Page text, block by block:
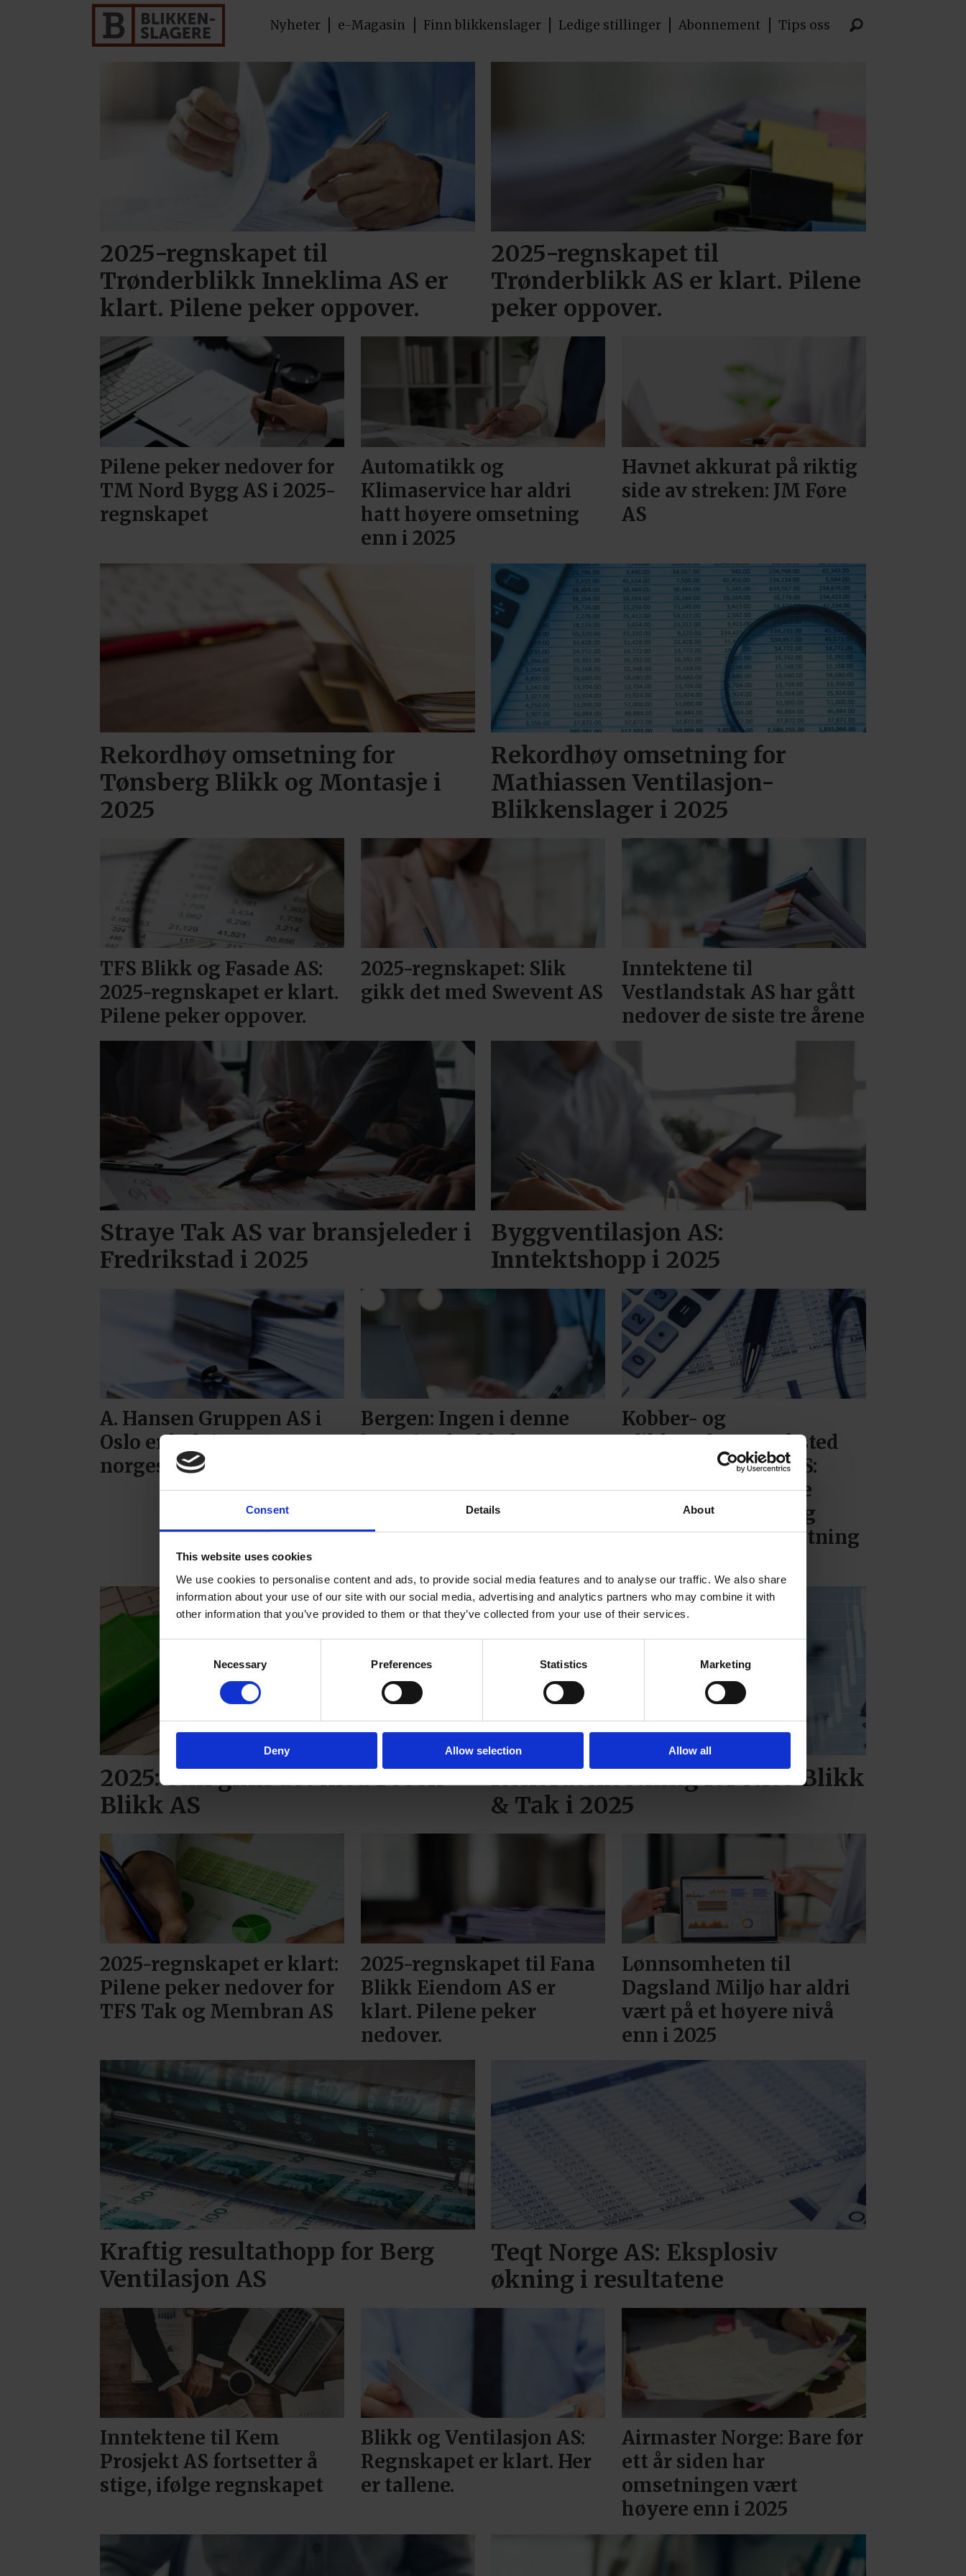
Consent Details About
This website uses cookies
We use cookies to personalise content and ads, to provide social media features and to analyse our traffic. We also share
information about your use of our site with our social media, advertising and analytics partners who may combine it with
other information that you’ve provided to them or that they’ve collected from your use of their services.
Necessary Preferences Statistics Marketing
Deny Allow selection Allow all
Nyheter e-Magasin Finn blikkenslager Ledige stillinger Abonnement Tips oss
2025-regnskapet til
Trønderblikk Inneklima AS er
klart. Pilene peker oppover.
2025-regnskapet til
Trønderblikk AS er klart. Pilene
peker oppover.
Pilene peker nedover for
TM Nord Bygg AS i 2025-
regnskapet
Automatikk og
Klimaservice har aldri
hatt høyere omsetning
enn i 2025
Havnet akkurat på riktig
side av streken: JM Føre
AS
Rekordhøy omsetning for
Tønsberg Blikk og Montasje i
2025
Rekordhøy omsetning for
Mathiassen Ventilasjon-
Blikkenslager i 2025
TFS Blikk og Fasade AS:
2025-regnskapet er klart.
Pilene peker oppover.
2025-regnskapet: Slik
gikk det med Swevent AS
Inntektene til
Vestlandstak AS har gått
nedover de siste tre årene
Straye Tak AS var bransjeleder i
Fredrikstad i 2025
Byggventilasjon AS:
Inntektshopp i 2025
A. Hansen Gruppen AS i
Oslo er helt i
norgestoppen
Bergen: Ingen i denne
bransjen hadde høyere
Blikk AS i fjor
Kobber- og
Blikkenslagerverksted
Torbjørn Lemtun AS:
Ingen andre i denne
bransjen i Sarpsborg
hadde høyere omsetning
2025: Slik gikk det med Fosen
Blikk AS
Rekordomsetning for Nico Blikk
& Tak i 2025
2025-regnskapet er klart:
Pilene peker nedover for
TFS Tak og Membran AS
2025-regnskapet til Fana
Blikk Eiendom AS er
klart. Pilene peker
nedover.
Lønnsomheten til
Dagsland Miljø har aldri
vært på et høyere nivå
enn i 2025
Kraftig resultathopp for Berg
Ventilasjon AS
Teqt Norge AS: Eksplosiv
økning i resultatene
Inntektene til Kem
Prosjekt AS fortsetter å
stige, ifølge regnskapet
Blikk og Ventilasjon AS:
Regnskapet er klart. Her
er tallene.
Airmaster Norge: Bare før
ett år siden har
omsetningen vært
høyere enn i 2025